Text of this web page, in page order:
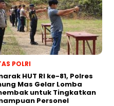
POLRI
HUT RI ke-81, Polres
Mas Gelar Lomba
untuk Tingkatkan
Personel